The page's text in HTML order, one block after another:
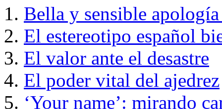
Bella y sensible
El estereotipo español
El valor ante el desastre
El poder vital del ajedrez
‘Your name’: mirando